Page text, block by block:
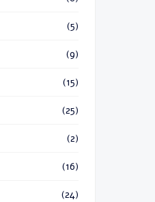
(5)
(9)
(15)
(25)
(2)
(16)
(24)